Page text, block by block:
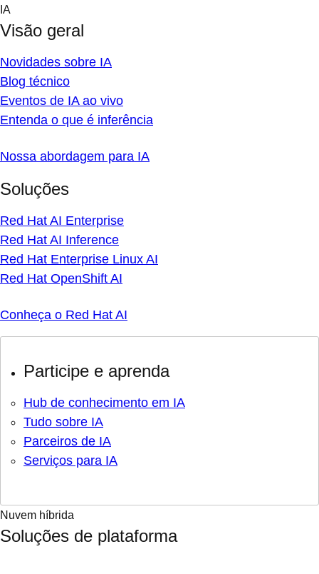
Skip
content
IA
Visão geral
Novidades sobre IA
Blog técnico
Eventos de IA ao vivo
Entenda o que é inferência
Nossa abordagem para IA
Soluções
Red Hat AI Enterprise
Red Hat AI Inference
Red Hat Enterprise Linux AI
Red Hat OpenShift AI
Conheça o Red Hat AI
Participe e aprenda
Hub de conhecimento em IA
Tudo sobre IA
Parceiros de IA
Serviços para IA
Nuvem híbrida
Soluções de plataforma